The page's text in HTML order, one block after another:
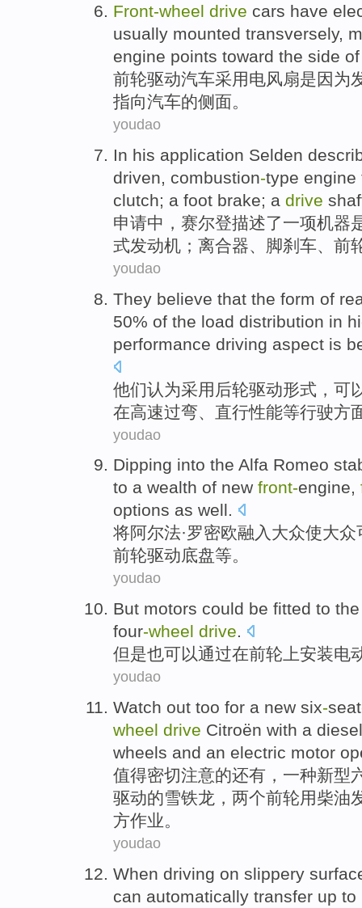
Front-wheel drive cars have
usually mounted transversely,
engine points toward the side
前轮驱动汽车采用电风扇是因为
指向汽车的侧面。
youdao
In his application Selden
driven, combustion-type engine
clutch; a foot brake; a drive
申请中 ， 赛尔登描述了一项机器
式发动机 ； 离合器、 脚刹车、 前
youdao
They believe that the form of
50% of the load distribution in
performance driving aspect is
他们认为采用 后轮驱动形式 ， 可
在高速过弯 直行性能等行驶方
youdao
Dipping into the Alfa Romeo
to a wealth of new front-engine,
options as well.
将阿尔法·罗密欧融入 大众使大众
前轮驱动底盘等。
youdao
But motors could be fitted to the
four-wheel drive.
但是也可以通过在前轮 上安装电
youdao
Watch out too for a new six-
wheel drive Citroën with a diesel
wheels and an electric motor
值得密切注意的还有， 一种新型
驱动的雪铁龙，两个前轮用柴油
方作业。
youdao
When driving on slippery
can automatically transfer up to